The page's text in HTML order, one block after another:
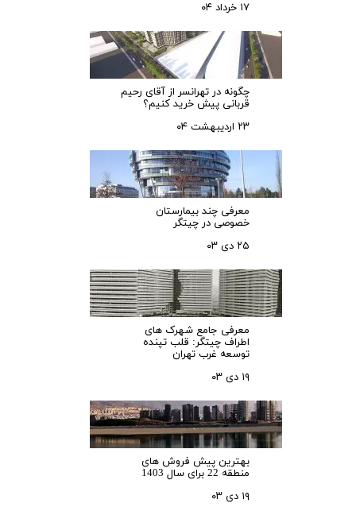
۱۷ خرداد ۰۴
چگونه در تهرانسر از آقای رحیم
قربانی پیش خرید کنیم؟
۲۳ اردیبهشت ۰۴
معرفی چند بیمارستان
خصوصی در چیتگر
۲۵ دی ۰۳
معرفی جامع شهرک‌ های
اطراف چیتگر: قلب تپنده
توسعه غرب تهران
۱۹ دی ۰۳
بهترین پیش فروش های
منطقه 22 برای سال 1403
۱۹ دی ۰۳